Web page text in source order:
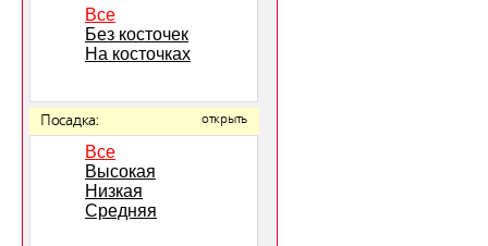
Все
Без косточек
На косточках
Посадка: открыть
Все
Высокая
Низкая
Средняя